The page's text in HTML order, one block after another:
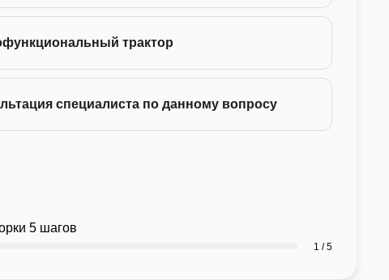
трактор
специалиста по данному вопросу
5 шагов
1 / 5